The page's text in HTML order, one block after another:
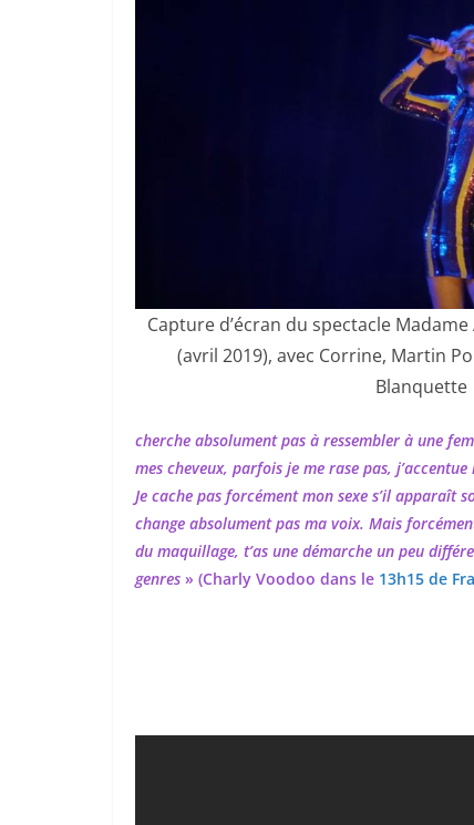
Capture d’écran du spectacle
(avril 2019), avec Corrine, Martin
Blanquette
cherche absolument pas à ressembler à une
mes cheveux, parfois je me rase pas,
Je cache pas forcément mon sexe s’il apparaît
change absolument pas ma voix. Mais
du maquillage, t’as une démarche un peu
genres » (Charly Voodoo dans le 13h15 de